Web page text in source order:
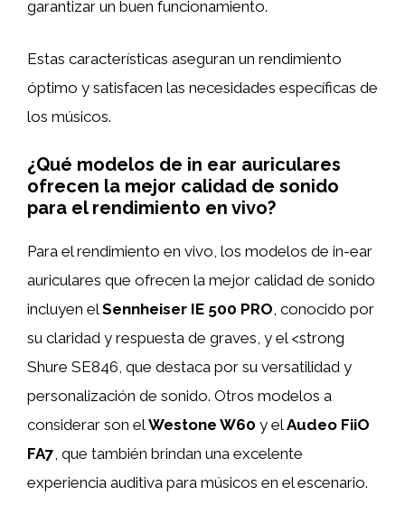
garantizar un buen funcionamiento.
Estas características aseguran un rendimiento
óptimo y satisfacen las necesidades específicas de
los músicos.
¿Qué modelos de in ear auriculares
ofrecen la mejor calidad de sonido
para el rendimiento en vivo?
Para el rendimiento en vivo, los modelos de in-ear
auriculares que ofrecen la mejor calidad de sonido
incluyen elSennheiser IE 500 PRO, conocido por
su claridad y respuesta de graves, y el <strong
Shure SE846, que destaca por su versatilidad y
personalización de sonido. Otros modelos a
considerar son elWestone W60 y elAudeo FiiO
FA7, que también brindan una excelente
experiencia auditiva para músicos en el escenario.